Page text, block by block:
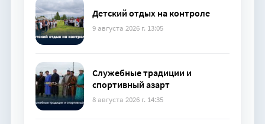
Детский отдых на контроле
9 августа 2026 г. 13:05
Служебные традиции и
спортивный азарт
8 августа 2026 г. 14:35